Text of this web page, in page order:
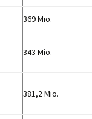
369 Mio.
343 Mio.
381,2 Mio.